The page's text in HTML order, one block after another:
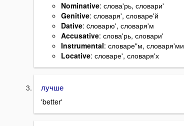
Nominative: слова'рь, словари'
Genitive: словаря', словаре'й
Dative: cловарю', словаря'м
Accusative: слова'рь, словари'
Instrumental: словаре"м, словаря'ми
Locative: словаре', словаря'х
лучше
'better'